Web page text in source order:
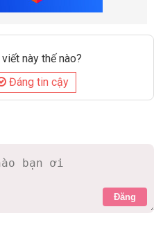
này thế nào?
Đáng tin cậy
Đăng